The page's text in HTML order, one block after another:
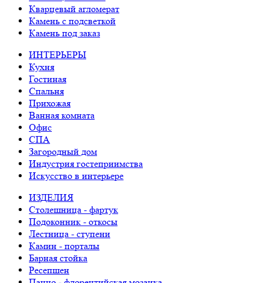
Кварцевый агломерат
Камень с подсветкой
Камень под заказ
ИНТЕРЬЕРЫ
Кухня
Гостиная
Спальня
Прихожая
Ванная комната
Офис
СПА
Загородный дом
Индустрия гостеприимства
Искусство в интерьере
ИЗДЕЛИЯ
Столешница - фартук
Подоконник - откосы
Лестница - ступени
Камин - порталы
Барная стойка
Ресепшен